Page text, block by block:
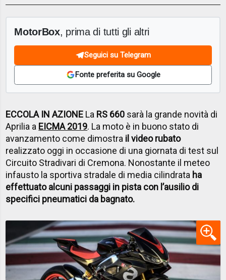
MotorBox, prima di tutti gli altri
Seguici su Telegram
Fonte preferita su Google
ECCOLA IN AZIONE La RS 660 sarà la grande novità di
Aprilia a EICMA 2019. La moto è in buono stato di
avanzamento come dimostra il video rubato
realizzato oggi in occasione di una giornata di test sul
Circuito Stradivari di Cremona. Nonostante il meteo
infausto la sportiva stradale di media cilindrata ha
effettuato alcuni passaggi in pista con l’ausilio di
specifici pneumatici da bagnato.